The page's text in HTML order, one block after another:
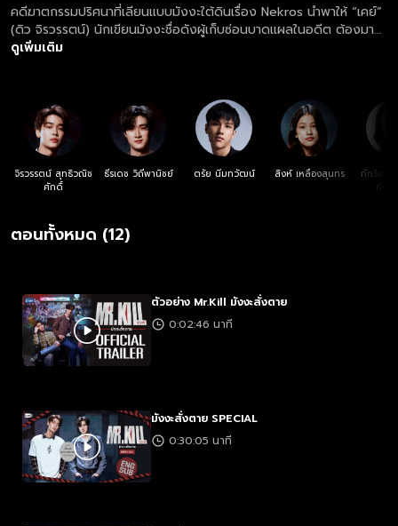
คดีฆาตกรรมปริศนาที่เลียนแบบมังงะใต้ดินเรื่อง Nekros นำพาให้ “เคย์”
(ดิว จิรวรรตน์) นักเขียนมังงะชื่อดังผู้เก็บซ่อนบาดแผลในอดีต ต้องมา
พัวพันกับการสืบสวนของ “ภัทร” (ธี ธีรเดช) นายตำรวจหนุ่มผู้ยึดมั่นใน
เดียวกัน เมื่อความจริงเบื้องหลังคดีเผยออกมา ทั้งเคย์และภัทรต้อง
เผชิญหน้ากับอดีตอันเจ็บปวด รวมถึงการตัดสินใจครั้งสำคัญระหว่าง
"การล้างแค้น" กับ "ความยุติธรรม" เรื่องราวเข้มข้นของมิตรภาพ ความ
เชื่อใจ และการต่อสู้กับด้านมืดในจิตใจ จึงเริ่มต้นขึ้น พร้อมปริศนาที่จะพา
ทุกคนมาหาคำตอบใน ซีรีส์ ‘Mr.Kill มังงะสั่งตาย’
ดูเพิ่มเติม
จิรวรรตน์ สุทธิวณิช
ศักดิ์
ธีรเดช วิถีพานิชย์ ตรัย นิ่มทวัฒน์ สิงห์ เหลืองสุนทร
ภัทริยาก
ตอนทั้งหมด (12)
ตัวอย่าง Mr.Kill มังงะสั่งตาย
0:02:46 นาที
มังงะสั่งตาย SPECIAL
0:30:05 นาที